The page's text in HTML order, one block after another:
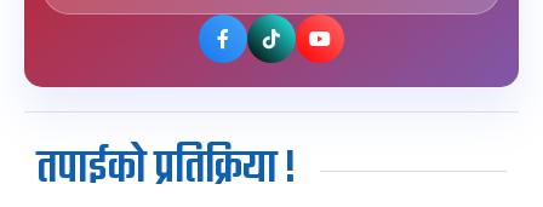
तपाईको प्रतिक्रिया !